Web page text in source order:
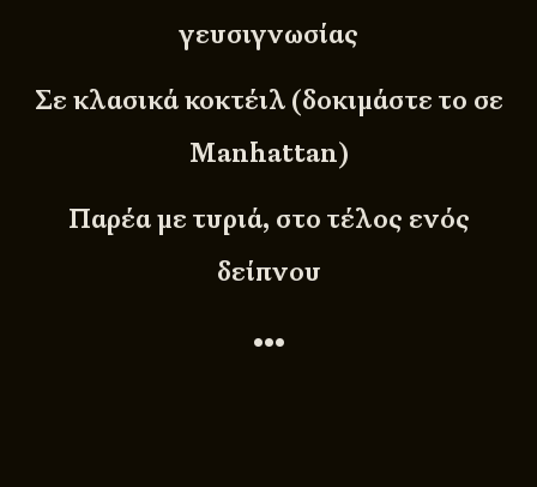
γευσιγνωσίας
Σε κλασικά κοκτέιλ (δοκιμάστε το σε
Manhattan)
Παρέα με τυριά, στο τέλος ενός
δείπνου
•••